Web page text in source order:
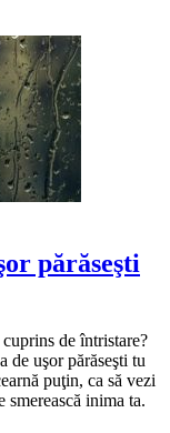
părăseşti
de întristare?
de uşor părăseşti tu
puţin, ca să vezi
smerească inima ta.